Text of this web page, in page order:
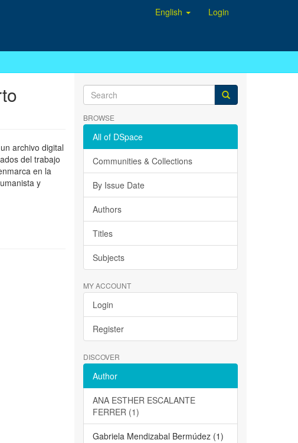
English Login
archivo digital
del trabajo
en la
y
BROWSE
All of DSpace
Communities & Collections
By Issue Date
Authors
Titles
Subjects
MY ACCOUNT
Login
Register
DISCOVER
Author
ANA ESTHER ESCALANTE
FERRER (1)
Gabriela Mendizabal Bermúdez (1)